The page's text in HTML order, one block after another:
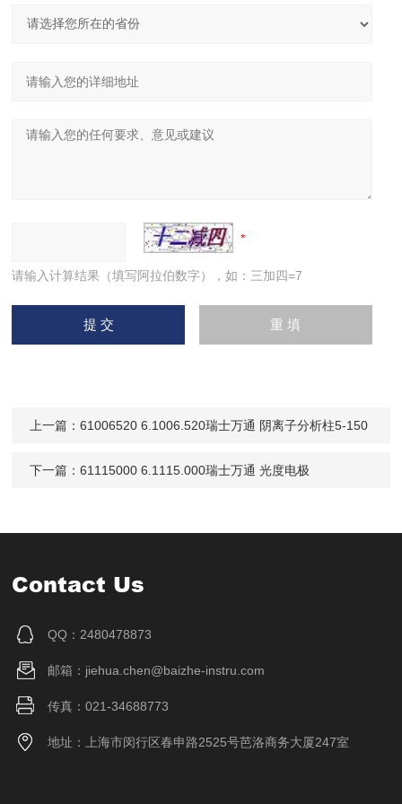
请输入计算结果（填写阿拉伯数字），如：三加四=7
上一篇：61006520 6.1006.520瑞士万通 阴离子分析柱5-150
下一篇：61115000 6.1115.000瑞士万通 光度电极
Contact Us
QQ：2480478873
邮箱：jiehua.chen@baizhe-instru.com
传真：021-34688773
地址：上海市闵行区春申路2525号芭洛商务大厦247室